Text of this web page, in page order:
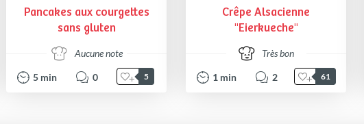
Pancakes aux courgettes
sans gluten
Aucune note
5 min 0 5
Crêpe Alsacienne
"Eierkueche"
Très bon
1 min 2 61